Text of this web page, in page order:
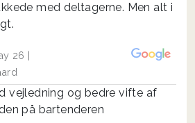
med deltagerne. Men alt i
26 |
vejledning og bedre vifte af
på bartenderen